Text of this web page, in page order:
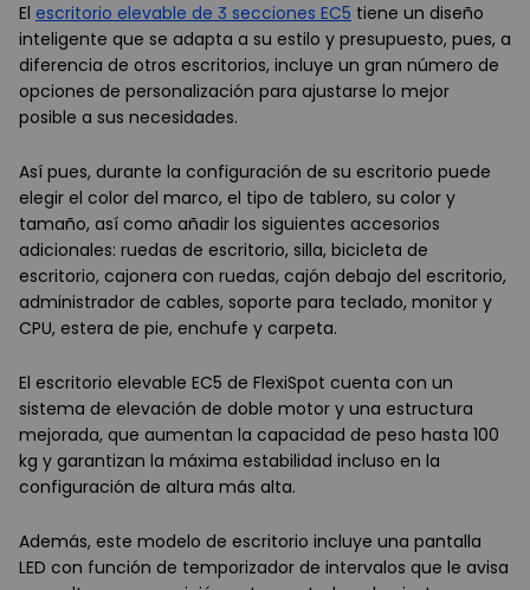
El escritorio elevable de 3 secciones EC5 tiene un diseño
inteligente que se adapta a su estilo y presupuesto, pues, a
diferencia de otros escritorios, incluye un gran número de
opciones de personalización para ajustarse lo mejor
posible a sus necesidades.
Así pues, durante la configuración de su escritorio puede
elegir el color del marco, el tipo de tablero, su color y
tamaño, así como añadir los siguientes accesorios
adicionales: ruedas de escritorio, silla, bicicleta de
escritorio, cajonera con ruedas, cajón debajo del escritorio,
administrador de cables, soporte para teclado, monitor y
CPU, estera de pie, enchufe y carpeta.
El escritorio elevable EC5 de FlexiSpot cuenta con un
sistema de elevación de doble motor y una estructura
mejorada, que aumentan la capacidad de peso hasta 100
kg y garantizan la máxima estabilidad incluso en la
configuración de altura más alta.
Además, este modelo de escritorio incluye una pantalla
LED con función de temporizador de intervalos que le avisa